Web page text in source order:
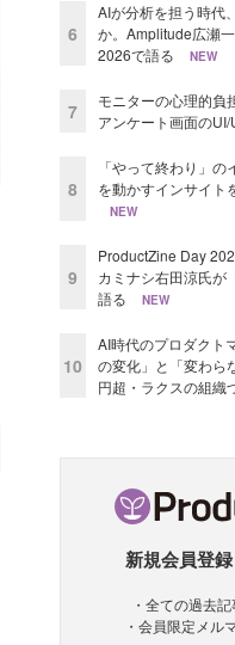
6
AIが分析を担う時代
か。Amplitude広瀬
2026で語る
NEW
7
モニターの心理的負
アンケート画面の
8
「やって終わり」
を動かすインサイト
NEW
9
ProductZine Day
カミナシ右田涼氏が
語る
NEW
10
AI時代のプロダクト
の変化」と「変わ
円超・ラクスの組織
新規会員登録
・全ての過去
・会員限定メル